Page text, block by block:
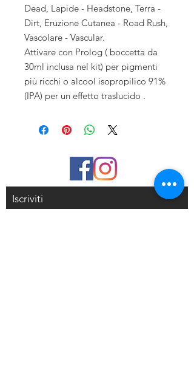
Dead, Lapide - Headstone, Terra -
Dirt, Eruzione Cutanea - Road Rush,
Vascolare - Vascular.
Attivare con Prolog ( boccetta da
30ml inclusa nel kit) per pigmenti
più ricchi o alcool isopropilico 91%
(IPA) per un effetto traslucido .
Iscriviti